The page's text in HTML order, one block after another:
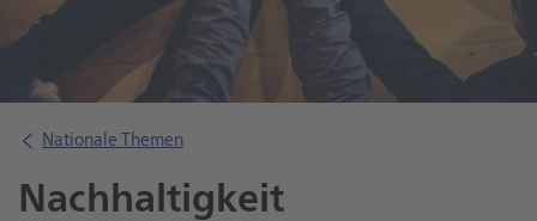
Nationale Themen
Nachhaltigkeit